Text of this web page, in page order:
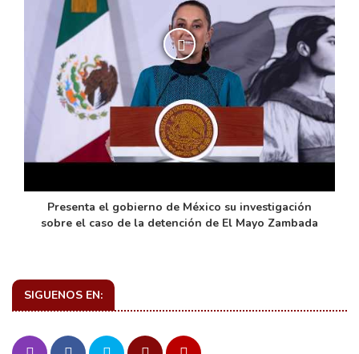
Presenta el gobierno de México su investigación
sobre el caso de la detención de El Mayo Zambada
SIGUENOS EN: